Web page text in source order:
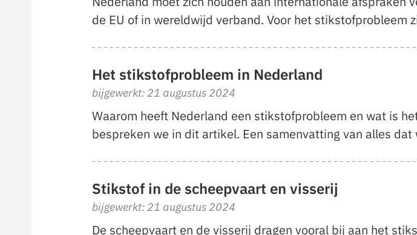
de EU of in wereldwijd verband. Voor het stikstofprobleem
Het stikstofprobleem in Nederland
bijgewerkt: 21 augustus 2024
Waarom heeft Nederland een stikstofprobleem en wat is
bespreken we in dit artikel. Een samenvatting van alles
Stikstof in de scheepvaart en visserij
bijgewerkt: 21 augustus 2024
De scheepvaart en de visserij dragen vooral bij aan het